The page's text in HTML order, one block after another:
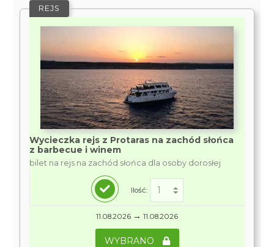
REJS
Wycieczka rejs z Protaras na zachód słońca
z barbecue i winem
bilet na rejs na zachód słońca dla osoby dorosłej
Ilość:
11.08.2026 → 11.08.2026
WYBRANO